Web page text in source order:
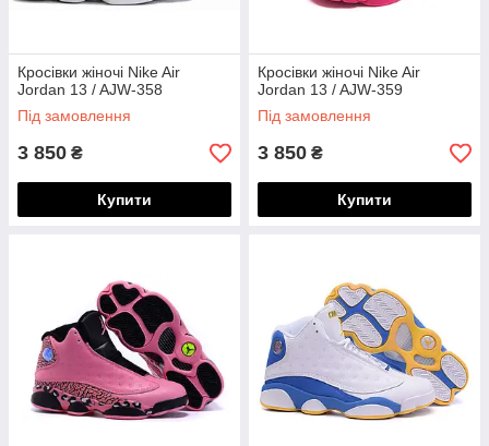
Кросівки жіночі Nike Air
Jordan 13 / AJW-358
Під замовлення
3 850 ₴
Купити
Кросівки жіночі Nike Air
Jordan 13 / AJW-359
Під замовлення
3 850 ₴
Купити